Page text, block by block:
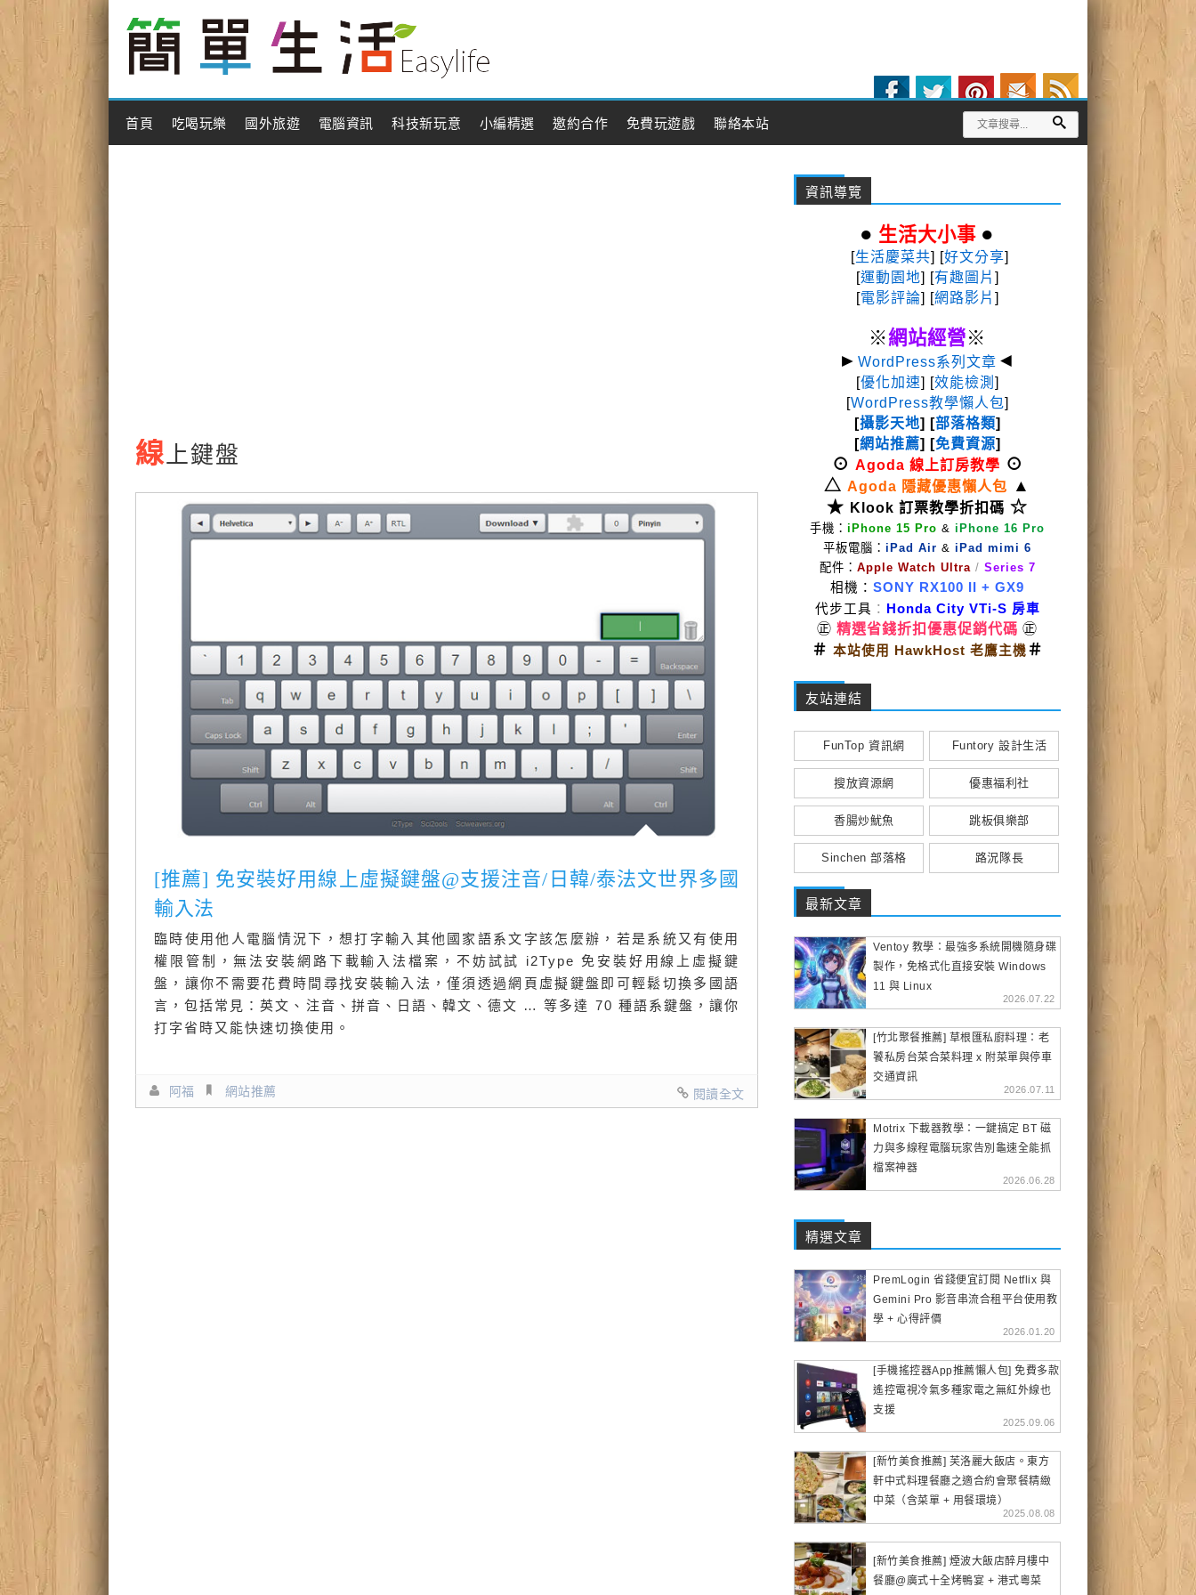
Main Menu
首頁 吃喝玩樂 國外旅遊 電腦資訊 科技新玩意 小編精選 邀約合作 免費玩遊戲 聯絡本站
線上鍵盤
[推薦] 免安裝好用線上虛擬鍵盤@支援注音/日韓/泰法文世界多國
輸入法
臨時使用他人電腦情況下，想打字輸入其他國家語系文字該怎麼辦，若是系統又有使用
權限管制，無法安裝網路下載輸入法檔案，不妨試試 i2Type 免安裝好用線上虛擬鍵
盤，讓你不需要花費時間尋找安裝輸入法，僅須透過網頁虛擬鍵盤即可輕鬆切換多國語
言，包括常見：英文、注音、拼音、日語、韓文、德文 … 等多達 70 種語系鍵盤，讓你
打字省時又能快速切換使用。
阿福 網站推薦 閱讀全文
資訊導覽
● 生活大小事 ●
[生活慶菜共] [好文分享]
[運動園地] [有趣圖片 ]
[電影評論] [網路影片 ]
※網站經營※
► WordPress系列文章 ◄
[優化加速] [效能檢測 ]
[WordPress教學懶人包]
[攝影天地] [部落格類]
[網站推薦] [免費資源]
⊙ Agoda 線上訂房教學 ⊙
△ Agoda 隱藏優惠懶人包
▲
★ Klook 訂票教學折扣碼 ☆
手機： iPhone 15 Pro & iPhone 16 Pro
平板電腦： iPad Air & iPad mimi 6
配件： Apple Watch Ultra / Series 7
相機： SONY RX100 II
+ GX9
代步工具 ： Honda City VTi-S 房車
㊣ 精選省錢折扣優惠促銷代碼 ㊣
＃ 本站使用 HawkHost 老鷹主機＃
友站連結
FunTop 資訊網 Funtory 設計生活
搜放資源網 優惠福利社
香腸炒魷魚 跳板俱樂部
Sinchen 部落格 路況隊長
最新文章
Ventoy 教學：最強多系統開機隨身碟
製作，免格式化直接安裝 Windows
11 與 Linux
2026.07.22
[竹北聚餐推薦] 草根匯私廚料理：老
饕私房台菜合菜料理 x 附菜單與停車
交通資訊
2026.07.11
Motrix 下載器教學：一鍵搞定 BT 磁
力與多線程電腦玩家告別龜速全能抓
檔案神器
2026.06.28
精選文章
PremLogin 省錢便宜訂閱 Netflix 與
Gemini Pro 影音串流合租平台使用教
學 + 心得評價
2026.01.20
[手機搖控器App推薦懶人包] 免費多款
遙控電視冷氣多種家電之無紅外線也
支援
2025.09.06
[新竹美食推薦] 芙洛麗大飯店。東方
軒中式料理餐廳之適合約會聚餐精緻
中菜（含菜單 + 用餐環境）
2025.08.08
[新竹美食推薦] 煙波大飯店醉月樓中
餐廳@廣式十全烤鴨宴 + 港式粵菜